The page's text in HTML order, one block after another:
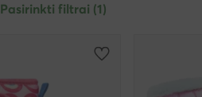
Pasirinkti filtrai (1)